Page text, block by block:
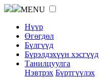
MENU
Нүүр
Өгөгдөл
Бүлгүүд
Бүрэлдэхүүн хэсгүүд
Танилцуулга
Нэвтрэх Бүртгүүлэх